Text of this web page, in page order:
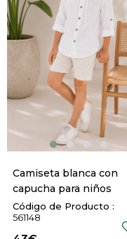
Camiseta blanca con
capucha para niños
561148